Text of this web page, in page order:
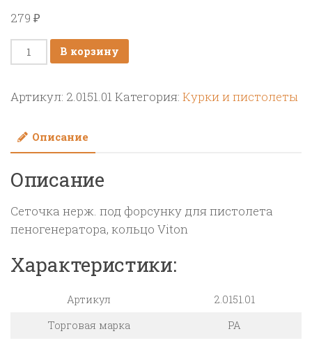
279 ₽
Количество
товара
нерж.
форсунку
для
пистолета
В корзину
Артикул: 2.0151.01 Категория: Курки и пистолеты
Описание
Описание
Сеточка нерж. под форсунку для пистолета
пеногенератора, кольцо Viton
Характеристики:
Артикул
2.0151.01
Торговая марка
PA